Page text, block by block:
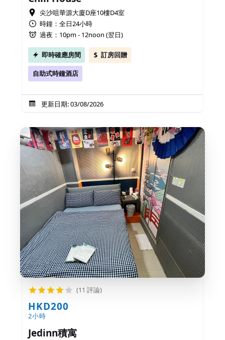
尖沙咀華源大廈D座10樓D4室
時鐘：全日24小時
過夜：10pm - 12noon (翌日)
即時確應房間 訂房回贈
自助式時鐘酒店
更新日期: 03/08/2026
(11 評論)
HKD200
2小時
Jedinn積寓